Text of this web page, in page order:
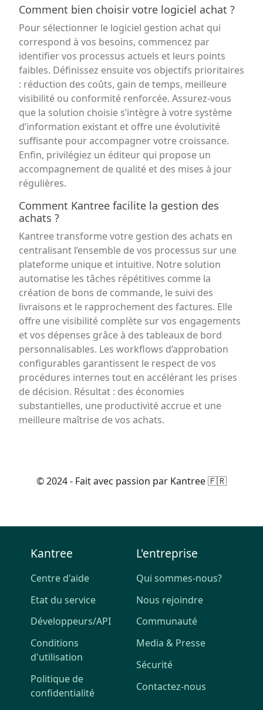
Comment bien choisir votre logiciel achat ?
Pour sélectionner le logiciel gestion achat qui
correspond à vos besoins, commencez par
identifier vos processus actuels et leurs points
faibles. Définissez ensuite vos objectifs prioritaires
: réduction des coûts, gain de temps, meilleure
visibilité ou conformité renforcée. Assurez-vous
que la solution choisie s’intègre à votre système
d’information existant et offre une évolutivité
suffisante pour accompagner votre croissance.
Enfin, privilégiez un éditeur qui propose un
accompagnement de qualité et des mises à jour
régulières.
Comment Kantree facilite la gestion des
achats ?
Kantree transforme votre gestion des achats en
centralisant l’ensemble de vos processus sur une
plateforme unique et intuitive. Notre solution
automatise les tâches répétitives comme la
création de bons de commande, le suivi des
livraisons et le rapprochement des factures. Elle
offre une visibilité complète sur vos engagements
et vos dépenses grâce à des tableaux de bord
personnalisables. Les workflows d’approbation
configurables garantissent le respect de vos
procédures internes tout en accélérant les prises
de décision. Résultat : des économies
substantielles, une productivité accrue et une
meilleure maîtrise de vos achats.
© 2024 - Fait avec passion par Kantree 🇫🇷
Kantree
Centre d'aide
Etat du service
Développeurs/API
Conditions
d'utilisation
Politique de
confidentialité
L'entreprise
Qui sommes-nous?
Nous rejoindre
Communauté
Media & Presse
Sécurité
Contactez-nous